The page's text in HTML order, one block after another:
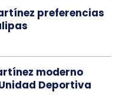
preferencias
moderno
Deportiva